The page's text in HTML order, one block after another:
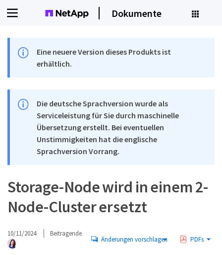
Dokumente
Eine neuere Version dieses Produkts ist
erhältlich.
Die deutsche Sprachversion wurde als
Serviceleistung für Sie durch maschinelle
Übersetzung erstellt. Bei eventuellen
Unstimmigkeiten hat die englische
Sprachversion Vorrang.
Storage-Node wird in einem 2-
Node-Cluster ersetzt
10/11/2024 Beitragende
Änderungen vorschlagen PDFs